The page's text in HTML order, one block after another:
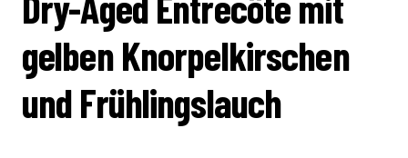
gelben Knorpelkirschen
und Frühlingslauch